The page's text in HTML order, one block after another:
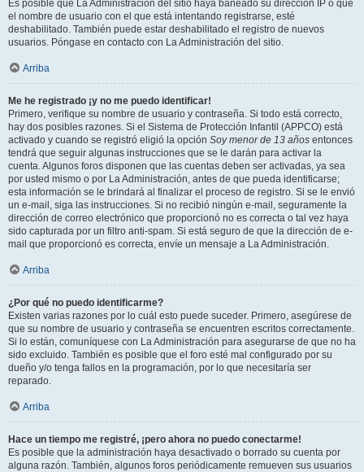
Es posible que La Administración del sitio haya baneado su dirección IP o que
el nombre de usuario con el que está intentando registrarse, esté
deshabilitado. También puede estar deshabilitado el registro de nuevos
usuarios. Póngase en contacto con La Administración del sitio.
Arriba
Me he registrado ¡y no me puedo identificar!
Primero, verifique su nombre de usuario y contraseña. Si todo está correcto,
hay dos posibles razones. Si el Sistema de Protección Infantil (APPCO) está
activado y cuando se registró eligió la opción Soy menor de 13 años entonces
tendrá que seguir algunas instrucciones que se le darán para activar la
cuenta. Algunos foros disponen que las cuentas deben ser activadas, ya sea
por usted mismo o por La Administración, antes de que pueda identificarse;
esta información se le brindará al finalizar el proceso de registro. Si se le envió
un e-mail, siga las instrucciones. Si no recibió ningún e-mail, seguramente la
dirección de correo electrónico que proporcionó no es correcta o tal vez haya
sido capturada por un filtro anti-spam. Si está seguro de que la dirección de e-
mail que proporcionó es correcta, envíe un mensaje a La Administración.
Arriba
¿Por qué no puedo identificarme?
Existen varias razones por lo cuál esto puede suceder. Primero, asegúrese de
que su nombre de usuario y contraseña se encuentren escritos correctamente.
Si lo están, comuníquese con La Administración para asegurarse de que no ha
sido excluido. También es posible que el foro esté mal configurado por su
dueño y/o tenga fallos en la programación, por lo que necesitaría ser
reparado.
Arriba
Hace un tiempo me registré, ¡pero ahora no puedo conectarme!
Es posible que la administración haya desactivado o borrado su cuenta por
alguna razón. También, algunos foros periódicamente remueven sus usuarios